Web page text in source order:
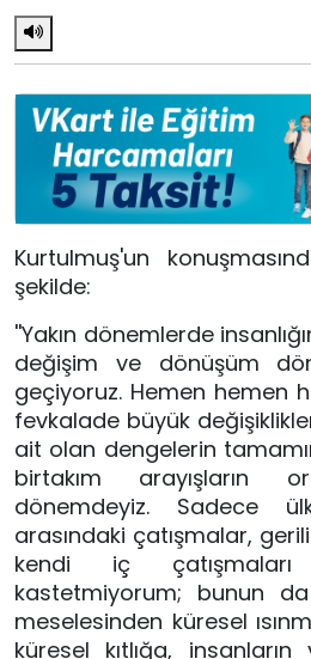
Kurtulmuş'un
şekilde:
''Yakın dönemlerde
değişim ve dönüşüm
geçiyoruz. Hemen hemen
fevkalade büyük
ait olan dengelerin
birtakım arayışların
dönemdeyiz. Sadece
arasındaki çatışmalar,
kendi iç
kastetmiyorum; bunun
meselesinden küresel
küresel kıtlığa,